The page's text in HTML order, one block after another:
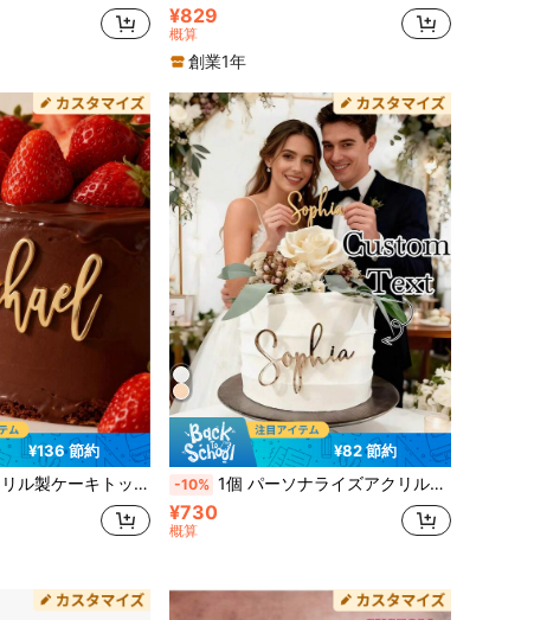
¥829
概算
創業1年
¥136 節約
ー用品とケーキデコレーション、結婚式、婚約、記念日、卒業式、誕生日パーティーの装飾用
¥82 節約
-10% 1個 パーソナライズアクリルケーキトッパー、カスタマイズ可能な名前、ケーキデコレーション、誕生日パーティー用品、シルバー/ゴールド/ローズゴールド、再利用可能、彼女、彼、お母さん、お父さん、記念日、バレンタイン、母の日、父の日、卒業、新築祝い、ユニークなギフト
¥730
概算